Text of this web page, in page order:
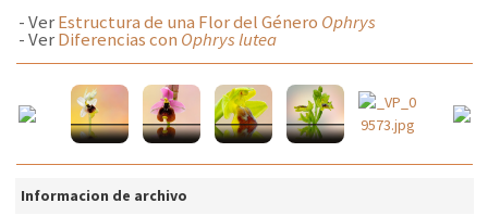
- VerEstructura de una Flor del Género Ophrys
- VerDiferencias con Ophrys lutea
Informacion de archivo